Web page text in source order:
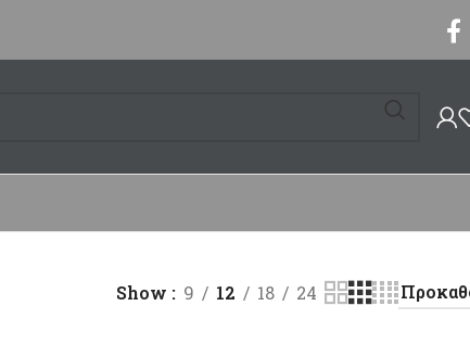
Show 9 12 18 24